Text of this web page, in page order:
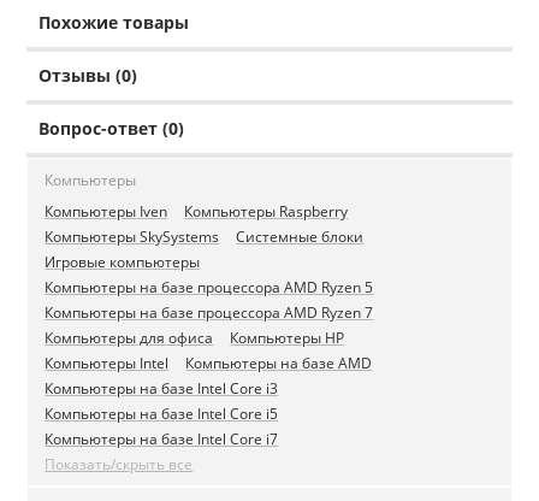
Похожие товары
Отзывы (0)
Вопрос-ответ (0)
Компьютеры
Компьютеры Iven
Компьютеры Raspberry
Компьютеры SkySystems
Системные блоки
Игровые компьютеры
Компьютеры на базе процессора AMD Ryzen 5
Компьютеры на базе процессора AMD Ryzen 7
Компьютеры для офиса
Компьютеры HP
Компьютеры Intel
Компьютеры на базе AMD
Компьютеры на базе Intel Core i3
Компьютеры на базе Intel Core i5
Компьютеры на базе Intel Core i7
Показать/скрыть все